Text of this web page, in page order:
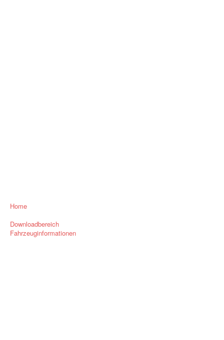
Home
Downloadbereich
Fahrzeuginformationen